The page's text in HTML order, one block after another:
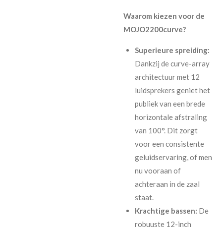
Waarom kiezen voor de
MOJO2200curve?
Superieure spreiding:
Dankzij de curve-array
architectuur met 12
luidsprekers geniet het
publiek van een brede
horizontale afstraling
van 100°. Dit zorgt
voor een consistente
geluidservaring, of men
nu vooraan of
achteraan in de zaal
staat.
Krachtige bassen: De
robuuste 12-inch